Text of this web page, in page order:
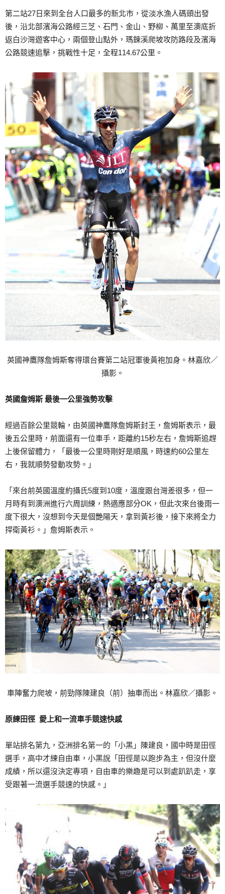
第二站27日來到全台人口最多的新北市，從淡水漁人碼頭出發
後，沿北部濱海公路經三芝、石門、金山、野柳、萬里至澳底折
返白沙灣遊客中心，兩個登山點外，瑪鋉溪爬坡攻防路段及濱海
公路競速追擊，挑戰性十足，全程114.67公里。
英國神鷹隊詹姆斯奪得環台賽第二站冠軍後黃袍加身。林嘉欣／
攝影。
英國詹姆斯 最後一公里強勢攻擊
經過百餘公里競輪，由英國神鷹隊詹姆斯封王，詹姆斯表示，最
後五公里時，前面還有一位車手，距離約15秒左右，詹姆斯追趕
上後保留體力，「最後一公里時剛好是順風，時速約60公里左
右，我就順勢發動攻勢。」
「來台前英國溫度約攝氏5度到10度，溫度跟台灣差很多，但一
月時有到澳洲進行六周訓練，熱適應部分OK，但此次來台後雨一
度下很大，沒想到今天是個艷陽天，拿到黃衫後，接下來將全力
捍衛黃衫。」詹姆斯表示。
車陣奮力爬坡，前勁隊陳建良（前）抽車而出。林嘉欣／攝影。
原練田徑 愛上和一流車手競速快感
單站排名第九，亞洲排名第一的「小黑」陳建良，國中時是田徑
選手，高中才練自由車，小黑說「田徑是以跑步為主，但沒什麼
成績，所以還沒決定專項，自由車的樂趣是可以到處趴趴走，享
受跟著一流選手競速的快感。」